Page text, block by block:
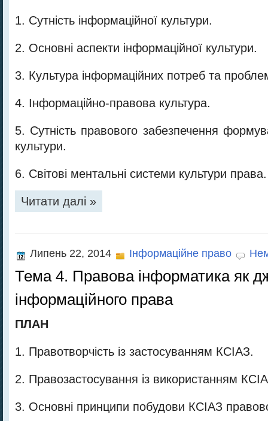
1. Сутність інформаційної культури.
2. Основні аспекти інформаційної культури.
3. Культура інформаційних потреб та
4. Інформаційно-правова культура.
5. Сутність правового забезпечення
культури.
6. Світові ментальні системи культури права.
Читати далі »
Липень 22, 2014 Інформаційне право
Тема 4. Правова інформатика як
інформаційного права
ПЛАН
1. Правотворчість із застосуванням КСІАЗ.
2. Правозастосування із використанням
3. Основні принципи побудови КСІАЗ